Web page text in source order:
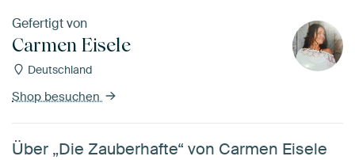
Gefertigt von
Carmen Eisele
Deutschland
Shop besuchen
Über „Die Zauberhafte“ von Carmen Eisele